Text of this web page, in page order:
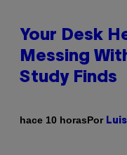
Your Desk
Messing
Study Finds
hace 10 horasPor